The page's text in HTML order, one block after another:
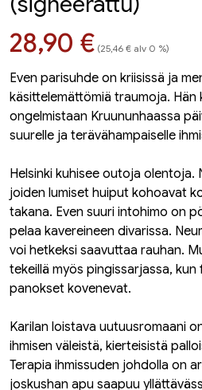
Hinta nyt
28,90 € (25,46 € alv 0 %)
Even parisuhde on kriisissä ja
käsittelemättömiä traumoja. Hän
ongelmistaan Kruununhaassa
suurelle ja terävähampaiselle
Helsinki kuhisee outoja olentoja.
joiden lumiset huiput kohoavat
takana. Even suuri intohimo on
pelaa kavereineen divarissa.
voi hetkeksi saavuttaa rauhan.
tekeillä myös pingissarjassa, kun
panokset kovenevat.
Karilan loistava uutuusromaani
ihmisen väleistä, kierteisistä
Terapia ihmissuden johdolla on
joskushan apu saapuu